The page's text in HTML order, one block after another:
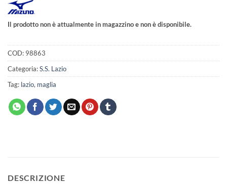
Il prodotto non è attualmente in magazzino e non è disponibile.
COD: 98863
Categoria:S.S. Lazio
Tag: lazio, maglia
DESCRIZIONE